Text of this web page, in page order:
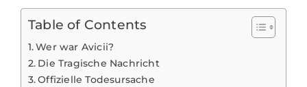
Table of Contents
Wer war Avicii?
Die Tragische Nachricht
Offizielle Todesursache